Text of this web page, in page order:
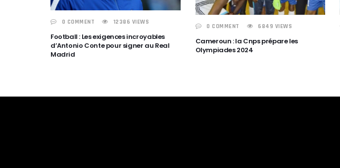
0 COMMENT 12386 VIEWS
Football : Les exigences incroyables
d’Antonio Conte pour signer au Real
Madrid
0 COMMENT 6849 VIEWS
Cameroun : la Cnps prépare les
Olympiades 2024